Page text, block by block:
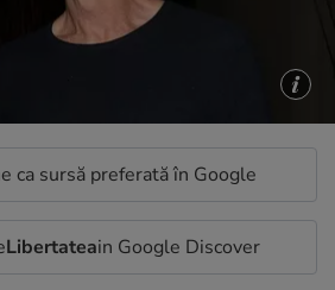
ca sursă preferată în Google
Libertateain Google Discover